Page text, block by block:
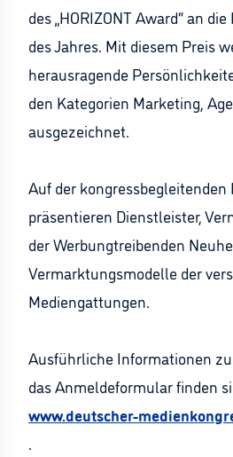
des „HORIZONT Award“ an
des Jahres. Mit diesem Preis
herausragende
den Kategorien Marketing,
ausgezeichnet.
Auf der
präsentieren Dienstleister,
der Werbungtreibenden
Vermarktungsmodelle der
Mediengattungen.
Ausführliche Informationen
das Anmeldeformular finden
www.deutscher-
.